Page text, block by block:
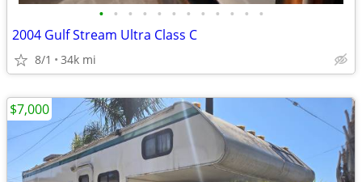
• • • • • • • • • • • •
2004 Gulf Stream Ultra Class C
8/1 34k mi
$7,000